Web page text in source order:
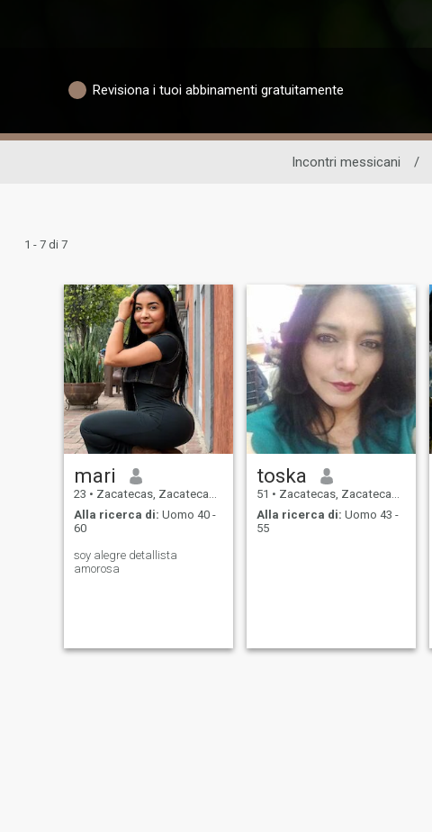
Revisiona i tuoi abbinamenti gratuitamente
Incontri messicani /
1 - 7 di 7
mari
23 • Zacatecas, Zacatecas, Messico
Alla ricerca di: Uomo 40 -
60
soy alegre detallista
amorosa
toska
51 • Zacatecas, Zacatecas, Messico
Alla ricerca di: Uomo 43 -
55